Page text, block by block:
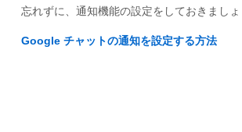
忘れずに、通知機能の設定をしておきましょ
Google チャットの通知を設定する方法